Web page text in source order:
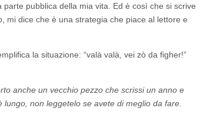
pubblica della mia vita. Ed è così che si scrive
mi dice che è una strategia che piace al lettore e
la situazione: “valà valà, vei zò da figher!”
anche un vecchio pezzo che scrissi un anno e
non leggetelo se avete di meglio da fare.